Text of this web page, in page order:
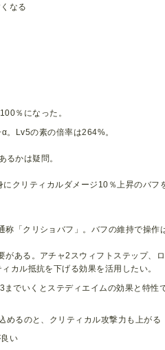
なる
％になった。
。Lv5の素の倍率は264%。
るかは疑問。
クリティカルダメージ10％上昇のバフ
「クリショバフ」。バフの維持で操作
ある。アチャ2スウィフトステップ、
カル抵抗を下げる効果を活用したい。
でいくとステディエイムの効果と特性
めるのと、クリティカル攻撃力も上がる
い